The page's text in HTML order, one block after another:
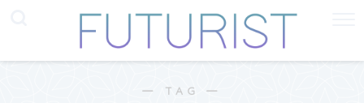
― TAG ―